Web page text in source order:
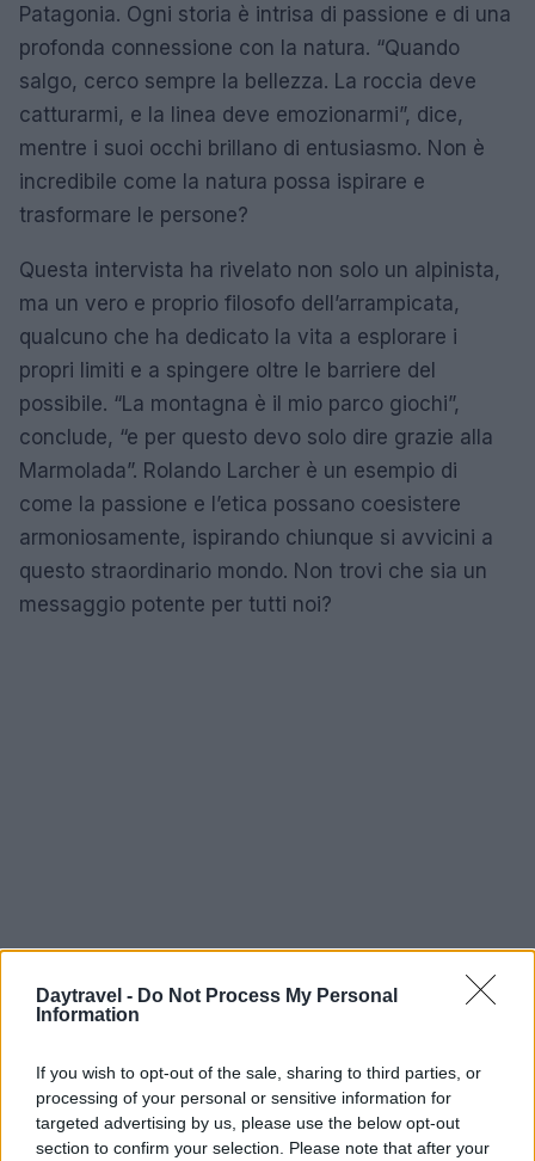
Daytravel - Do Not Process My Personal
Information
If you wish to opt-out of the sale, sharing to third parties, or
processing of your personal or sensitive information for
targeted advertising by us, please use the below opt-out
section to confirm your selection. Please note that after your
Patagonia. Ogni storia è intrisa di passione e di una
profonda connessione con la natura. “Quando
salgo, cerco sempre la bellezza. La roccia deve
catturarmi, e la linea deve emozionarmi”, dice,
mentre i suoi occhi brillano di entusiasmo. Non è
incredibile come la natura possa ispirare e
trasformare le persone?
Questa intervista ha rivelato non solo un alpinista,
ma un vero e proprio filosofo dell’arrampicata,
qualcuno che ha dedicato la vita a esplorare i
propri limiti e a spingere oltre le barriere del
possibile. “La montagna è il mio parco giochi”,
conclude, “e per questo devo solo dire grazie alla
Marmolada”. Rolando Larcher è un esempio di
come la passione e l’etica possano coesistere
armoniosamente, ispirando chiunque si avvicini a
questo straordinario mondo. Non trovi che sia un
messaggio potente per tutti noi?
AUTORE
AiAdhubMedia